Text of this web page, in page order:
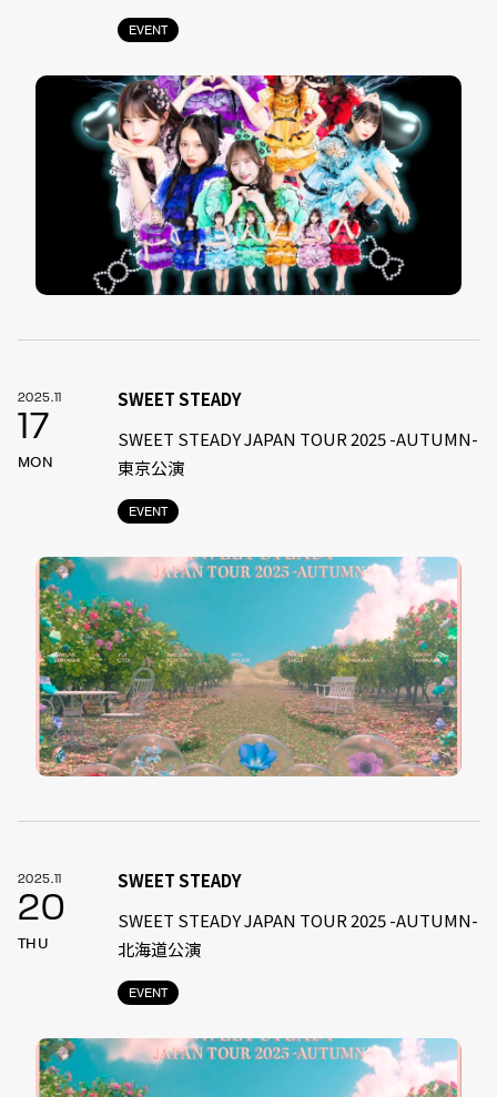
EVENT
2025.11
17
MON
EVENT
SWEET STEADY
SWEET STEADY JAPAN TOUR 2025 -AUTUMN-
東京公演
2025.11
20
THU
EVENT
SWEET STEADY
SWEET STEADY JAPAN TOUR 2025 -AUTUMN-
北海道公演